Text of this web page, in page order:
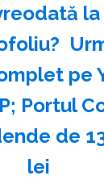
pe
Portul
de
lei